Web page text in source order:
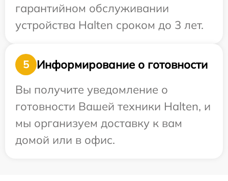
гарантийном обслуживании
устройства Halten сроком до 3 лет.
5
Информирование о готовности
Вы получите уведомление о
готовности Вашей техники Halten, и
мы организуем доставку к вам
домой или в офис.